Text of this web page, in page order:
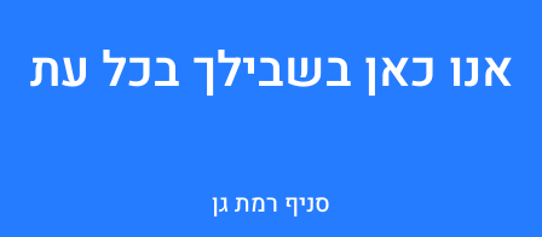
אנו כאן בשבילך בכל עת
סניף רמת גן